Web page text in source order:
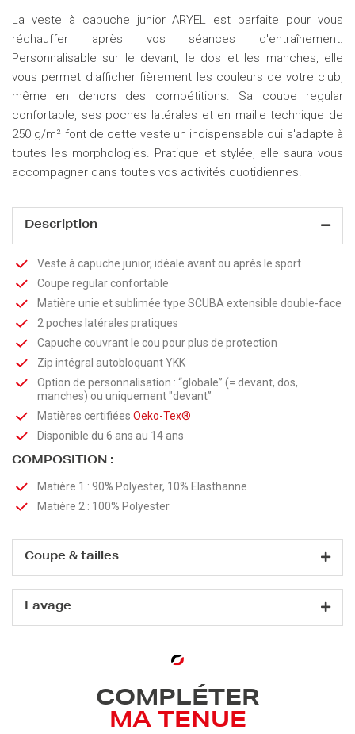
La veste à capuche junior ARYEL est parfaite pour vous
réchauffer après vos séances d'entraînement.
Personnalisable sur le devant, le dos et les manches, elle
vous permet d'afficher fièrement les couleurs de votre club,
même en dehors des compétitions. Sa coupe regular
confortable, ses poches latérales et en maille technique de
250 g/m² font de cette veste un indispensable qui s'adapte à
toutes les morphologies. Pratique et stylée, elle saura vous
accompagner dans toutes vos activités quotidiennes.
Description
Veste à capuche junior, idéale avant ou après le sport
Coupe regular confortable
Matière unie et sublimée type SCUBA extensible double-face
2 poches latérales pratiques
Capuche couvrant le cou pour plus de protection
Zip intégral autobloquant YKK
Option de personnalisation : “globale” (= devant, dos,
manches) ou uniquement "devant”
Matières certifiées Oeko-Tex®
Disponible du 6 ans au 14 ans
COMPOSITION :
Matière 1 : 90% Polyester, 10% Elasthanne
Matière 2 : 100% Polyester
Coupe & tailles
Lavage
COMPLÉTER
MA TENUE